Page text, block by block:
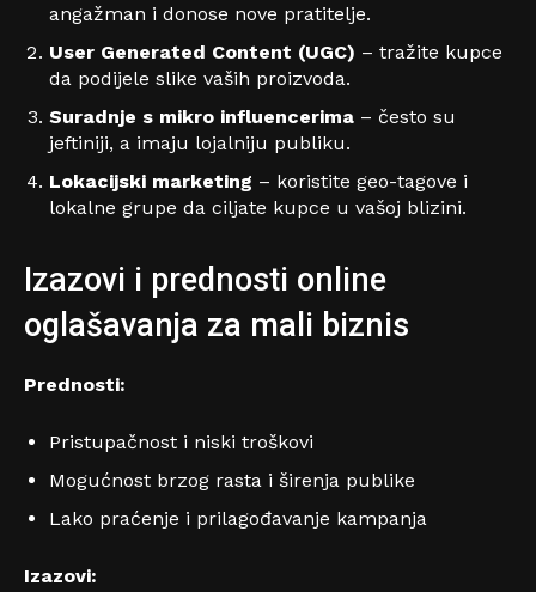
angažman i donose nove pratitelje.
User Generated Content (UGC) – tražite kupce
da podijele slike vaših proizvoda.
Suradnje s mikro influencerima – često su
jeftiniji, a imaju lojalniju publiku.
Lokacijski marketing – koristite geo-tagove i
lokalne grupe da ciljate kupce u vašoj blizini.
Izazovi i prednosti online
oglašavanja za mali biznis
Prednosti:
Pristupačnost i niski troškovi
Mogućnost brzog rasta i širenja publike
Lako praćenje i prilagođavanje kampanja
Izazovi: